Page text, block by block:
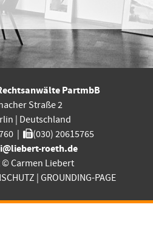
PartmbB
Straße 2
Deutschland
|
(030) 20615765
roeth.de
Carmen Liebert
GROUNDING-PAGE